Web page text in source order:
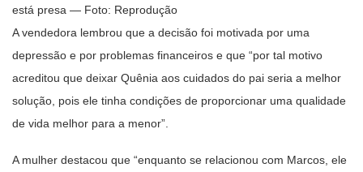
está presa — Foto: Reprodução
A vendedora lembrou que a decisão foi motivada por uma
depressão e por problemas financeiros e que “por tal motivo
acreditou que deixar Quênia aos cuidados do pai seria a melhor
solução, pois ele tinha condições de proporcionar uma qualidade
de vida melhor para a menor”.
A mulher destacou que “enquanto se relacionou com Marcos, ele